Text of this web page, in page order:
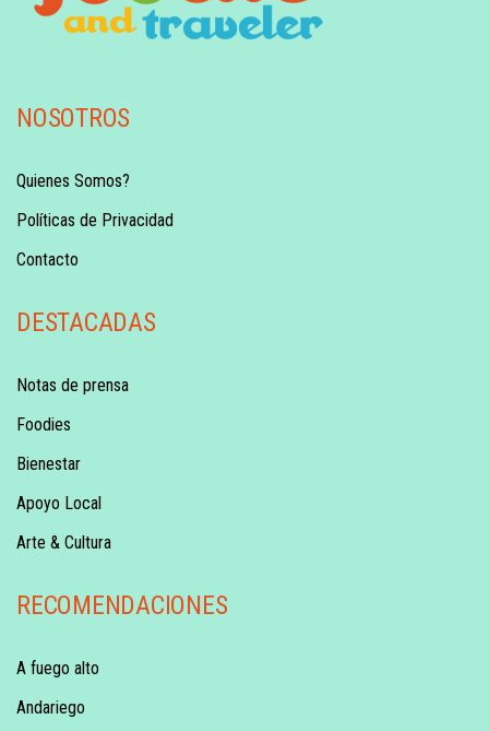
NOSOTROS
Quienes Somos?
Políticas de Privacidad
Contacto
DESTACADAS
Notas de prensa
Foodies
Bienestar
Apoyo Local
Arte & Cultura
RECOMENDACIONES
A fuego alto
Andariego